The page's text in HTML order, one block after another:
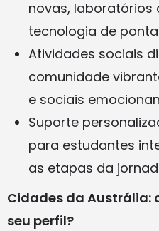
novas, laboratórios
tecnologia de
Atividades sociais
comunidade
e sociais
Suporte
para estudantes
as etapas da
Cidades da Austrália:
seu perfil?